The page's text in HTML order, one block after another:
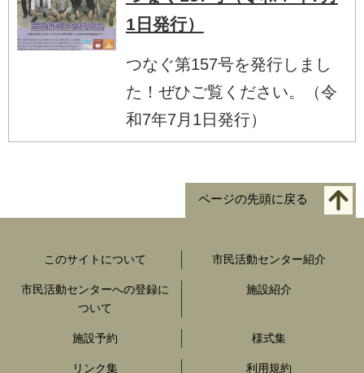
1日発行）
つなぐ第157号を発行しまし
た！ぜひご覧ください。（令
和7年7月1日発行）
ページの先頭に戻る
このサイトについて 市民活動センター紹介
市民活動センターへの登録に
ついて
施設紹介
施設予約 様式集
リンク集 利用規約